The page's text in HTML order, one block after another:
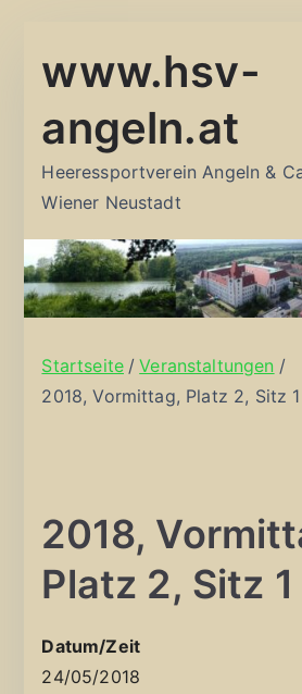
Inhalt
www.hsv-
angeln.at
Heeressportverein Angeln &
Wiener Neustadt
Startseite
Veranstaltungen
2018, Vormittag, Platz 2, Sitz 1
2018,
Platz 2, Sitz 1
Datum/Zeit
24/05/2018